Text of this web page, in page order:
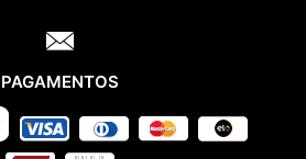
PAGAMENTOS